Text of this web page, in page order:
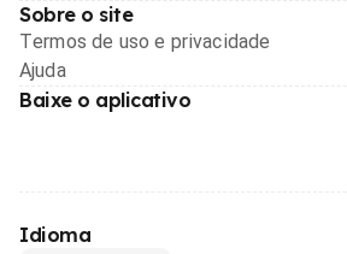
Sobre o site
Termos de uso e privacidade
Ajuda
Baixe o aplicativo
Idioma